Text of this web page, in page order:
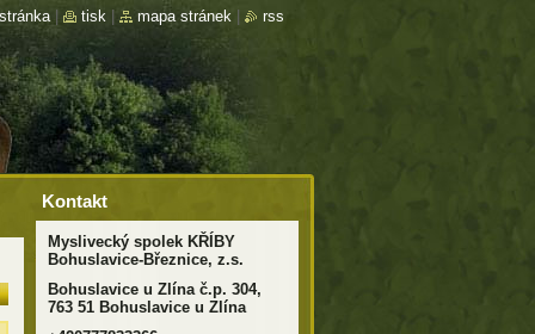
Kontakt
Myslivecký spolek KŘÍBY
Bohuslavice-Březnice, z.s.
Bohuslavice u Zlína č.p. 304,
763 51 Bohuslavice u Zlína
tisk mapa stránek rss